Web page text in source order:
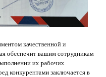
качественной и
обеспечит вашим сотрудникам
их рабочих
конкурентами заключается в